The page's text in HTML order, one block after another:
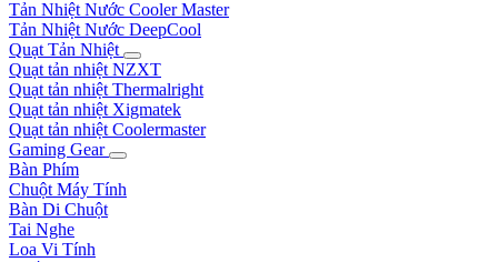
Tản Nhiệt Nước Cooler Master
Tản Nhiệt Nước DeepCool
Quạt Tản Nhiệt
Quạt tản nhiệt NZXT
Quạt tản nhiệt Thermalright
Quạt tản nhiệt Xigmatek
Quạt tản nhiệt Coolermaster
Gaming Gear
Bàn Phím
Chuột Máy Tính
Bàn Di Chuột
Tai Nghe
Loa Vi Tính